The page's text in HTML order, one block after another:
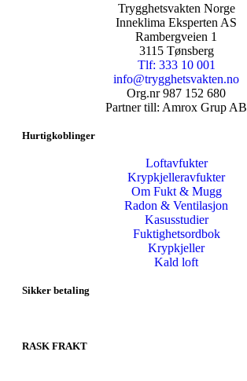
Trygghetsvakten Norge
Inneklima Eksperten AS
Rambergveien 1
3115 Tønsberg
Tlf: 333 10 001
info@trygghetsvakten.no
Org.nr 987 152 680
Partner till: Amrox Grup AB
Hurtigkoblinger
Loftavfukter
Krypkjelleravfukter
Om Fukt & Mugg
Radon & Ventilasjon
Kasusstudier
Fuktighetsordbok
Krypkjeller
Kald loft
Sikker betaling
RASK FRAKT